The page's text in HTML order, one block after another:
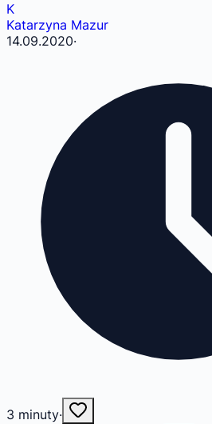
K
Katarzyna Mazur
14.09.2020·
3 minuty·